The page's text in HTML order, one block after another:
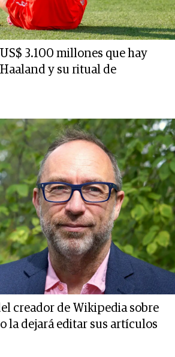
3.100 millones que hay
y su ritual de
creador de Wikipedia sobre
la dejará editar sus artículos